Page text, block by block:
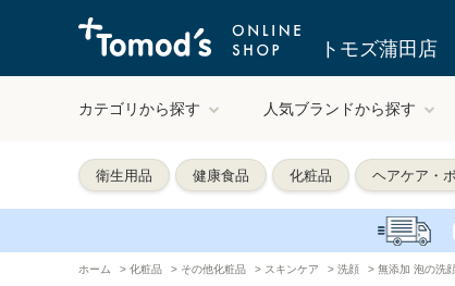
トモズ蒲田店
カテゴリから探す 人気ブランドから探す
衛生用品 健康食品 化粧品 ヘアケア・
ホーム > 化粧品 > その他化粧品 > スキンケア > 洗顔 > 無添加 泡の洗